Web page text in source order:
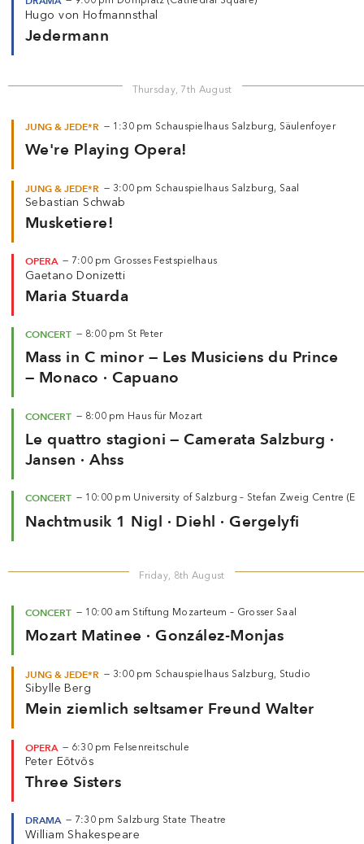
Hugo von Hofmannsthal
Jedermann
Thursday, 7th August
JUNG & JEDE*R — 1:30 pm Schauspielhaus Salzburg, Säulenfoyer
We're Playing Opera!
JUNG & JEDE*R — 3:00 pm Schauspielhaus Salzburg, Saal
Sebastian Schwab
Musketiere!
OPERA — 7:00 pm Grosses Festspielhaus
Gaetano Donizetti
Maria Stuarda
CONCERT — 8:00 pm St Peter
Mass in C minor — Les Musiciens du Prince
— Monaco · Capuano
CONCERT — 8:00 pm Haus für Mozart
Le quattro stagioni — Camerata Salzburg ·
Jansen · Ahss
CONCERT — 10:00 pm University of Salzburg – Stefan Zweig Centre
Nachtmusik 1 Nigl · Diehl · Gergelyfi
Friday, 8th August
CONCERT — 10:00 am Stiftung Mozarteum – Grosser Saal
Mozart Matinee · González-Monjas
JUNG & JEDE*R — 3:00 pm Schauspielhaus Salzburg, Studio
Sibylle Berg
Mein ziemlich seltsamer Freund Walter
OPERA — 6:30 pm Felsenreitschule
Peter Eötvös
Three Sisters
DRAMA — 7:30 pm Salzburg State Theatre
William Shakespeare